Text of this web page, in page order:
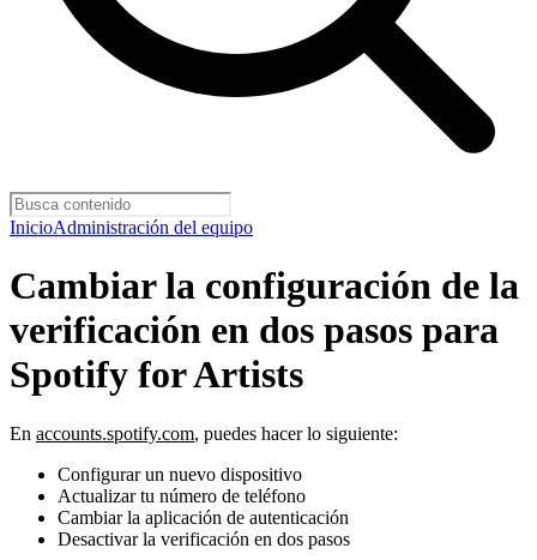
InicioAdministración del equipo
Cambiar la configuración de la
verificación en dos pasos para
Spotify for Artists
En accounts.spotify.com, puedes hacer lo siguiente:
Configurar un nuevo dispositivo
Actualizar tu número de teléfono
Cambiar la aplicación de autenticación
Desactivar la verificación en dos pasos